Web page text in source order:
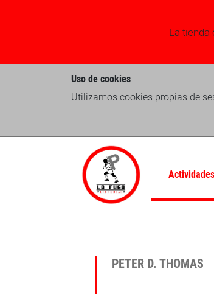
La tienda
Uso de cookies
Utilizamos cookies propias de
Actividades
PETER D. THOMAS